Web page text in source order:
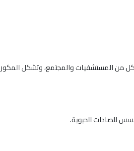
من المستشفيات والمجتمع، وتشكل
للصادات الحيوية.